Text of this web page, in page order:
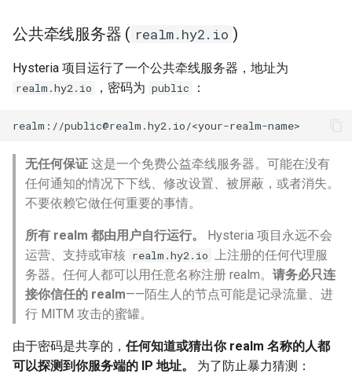
公共牵线服务器 ( realm.hy2.io )
Hysteria 项目运行了一个公共牵线服务器，地址为
realm.hy2.io ，密码为 public ：
realm://public@realm.hy2.io
无任何保证 这是一个免费公益牵线服务器。可能在没有
任何通知的情况下下线、修改设置、被屏蔽，或者消失。
不要依赖它做任何重要的事情。
所有 realm 都由用户自行运行。
Hysteria 项目永远不会
运营、支持或审核 realm.hy2.io 上注册的任何代理服
务器。任何人都可以用任意名称注册 realm。 请务必只连
接你信任的 realm——陌生人的节点可能是记录流量、进
行 MITM 攻击的蜜罐。
由于密码是共享的， 任何知道或猜出你 realm 名称的人都
可以探测到你服务端的 IP 地址。
为了防止暴力猜测：